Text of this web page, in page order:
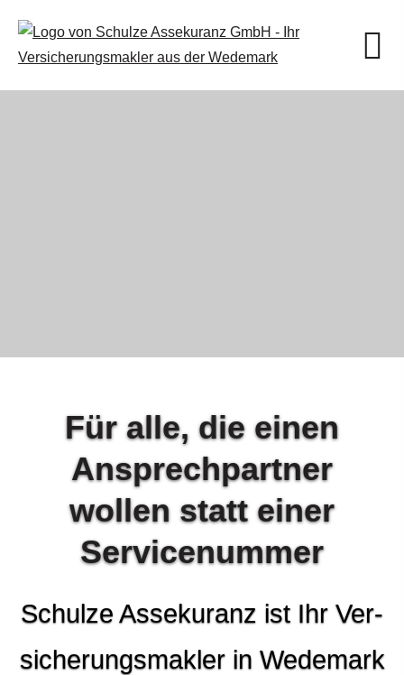
Für alle, die einen
Ansprechpartner
wollen statt einer
Servicenummer
Schulze Assekuranz ist Ihr Ver­
sicherungs­makler in Wedemark